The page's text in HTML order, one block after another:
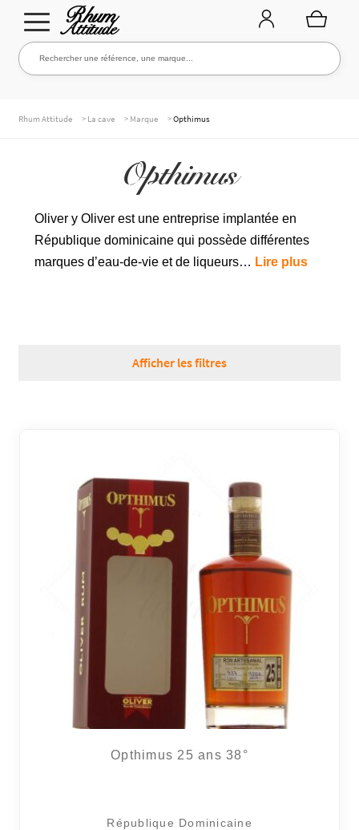
Aller
à
Aller
au
Rechercher une référence, une marque...
Rechercher
WHISKIES & +
BOUTIQUE LOIRET
Rhum Attitude > La cave > Marque >Opthimus
Opthimus
Oliver y Oliver est une entreprise implantée en
République dominicaine qui possède différentes
marques d’eau-de-vie et de liqueurs… Lire plus
Afficher les filtres
Opthimus 25 ans 38°
République Dominicaine